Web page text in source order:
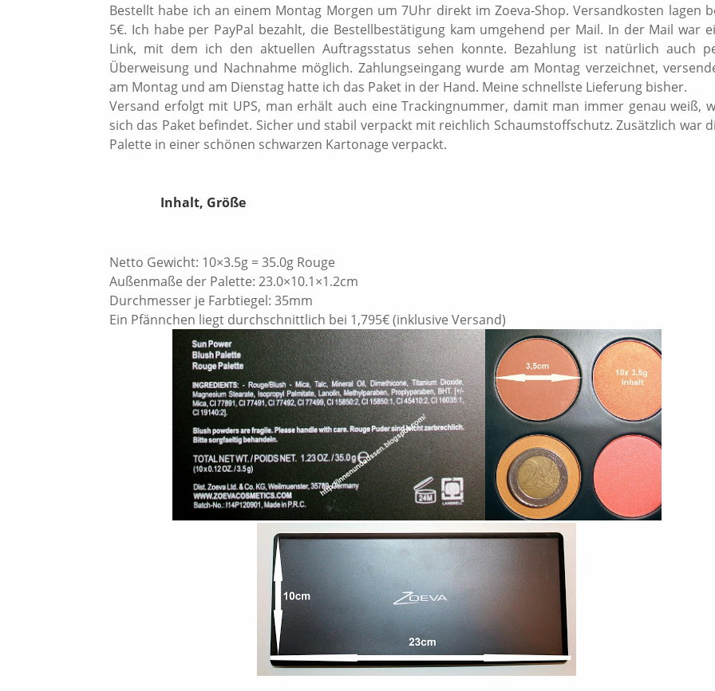
Bestellt habe ich an einem Montag Morgen um 7Uhr direkt im Zoeva-Shop. Versandkosten lagen
5€. Ich habe per PayPal bezahlt, die Bestellbestätigung kam umgehend per Mail. In der Mail war
Link, mit dem ich den aktuellen Auftragsstatus sehen konnte. Bezahlung ist natürlich auch
Überweisung und Nachnahme möglich. Zahlungseingang wurde am Montag verzeichnet,
am Montag und am Dienstag hatte ich das Paket in der Hand. Meine schnellste Lieferung bisher.
Versand erfolgt mit UPS, man erhält auch eine Trackingnummer, damit man immer genau weiß,
sich das Paket befindet. Sicher und stabil verpackt mit reichlich Schaumstoffschutz. Zusätzlich war
Palette in einer schönen schwarzen Kartonage verpackt.
Inhalt, Größe
Netto Gewicht: 10×3.5g = 35.0g Rouge
Außenmaße der Palette: 23.0×10.1×1.2cm
Durchmesser je Farbtiegel: 35mm
Ein Pfännchen liegt durchschnittlich bei 1,795€ (inklusive Versand)